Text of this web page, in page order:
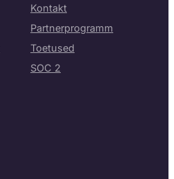
Kontakt
Partnerprogramm
Toetused
SOC 2